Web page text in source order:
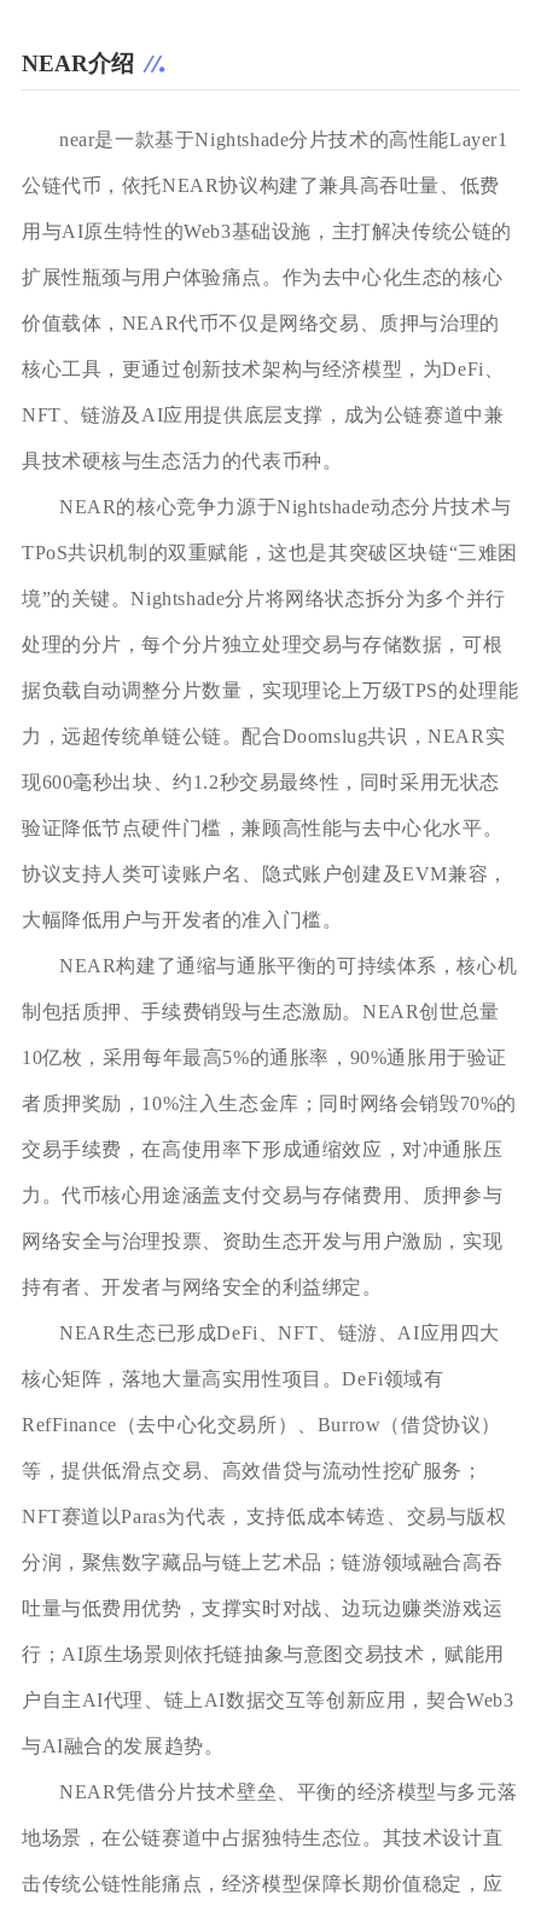
NEAR介绍
near是一款基于Nightshade分片技术的高性能Layer1
公链代币，依托NEAR协议构建了兼具高吞吐量、低费
用与AI原生特性的Web3基础设施，主打解决传统公链的
扩展性瓶颈与用户体验痛点。作为去中心化生态的核心
价值载体，NEAR代币不仅是网络交易、质押与治理的
核心工具，更通过创新技术架构与经济模型，为DeFi、
NFT、链游及AI应用提供底层支撑，成为公链赛道中兼
具技术硬核与生态活力的代表币种。
NEAR的核心竞争力源于Nightshade动态分片技术与
TPoS共识机制的双重赋能，这也是其突破区块链“三难困
境”的关键。Nightshade分片将网络状态拆分为多个并行
处理的分片，每个分片独立处理交易与存储数据，可根
据负载自动调整分片数量，实现理论上万级TPS的处理能
力，远超传统单链公链。配合Doomslug共识，NEAR实
现600毫秒出块、约1.2秒交易最终性，同时采用无状态
验证降低节点硬件门槛，兼顾高性能与去中心化水平。
协议支持人类可读账户名、隐式账户创建及EVM兼容，
大幅降低用户与开发者的准入门槛。
NEAR构建了通缩与通胀平衡的可持续体系，核心机
制包括质押、手续费销毁与生态激励。NEAR创世总量
10亿枚，采用每年最高5%的通胀率，90%通胀用于验证
者质押奖励，10%注入生态金库；同时网络会销毁70%的
交易手续费，在高使用率下形成通缩效应，对冲通胀压
力。代币核心用途涵盖支付交易与存储费用、质押参与
网络安全与治理投票、资助生态开发与用户激励，实现
持有者、开发者与网络安全的利益绑定。
NEAR生态已形成DeFi、NFT、链游、AI应用四大
核心矩阵，落地大量高实用性项目。DeFi领域有
RefFinance（去中心化交易所）、Burrow（借贷协议）
等，提供低滑点交易、高效借贷与流动性挖矿服务；
NFT赛道以Paras为代表，支持低成本铸造、交易与版权
分润，聚焦数字藏品与链上艺术品；链游领域融合高吞
吐量与低费用优势，支撑实时对战、边玩边赚类游戏运
行；AI原生场景则依托链抽象与意图交易技术，赋能用
户自主AI代理、链上AI数据交互等创新应用，契合Web3
与AI融合的发展趋势。
NEAR凭借分片技术壁垒、平衡的经济模型与多元落
地场景，在公链赛道中占据独特生态位。其技术设计直
击传统公链性能痛点，经济模型保障长期价值稳定，应